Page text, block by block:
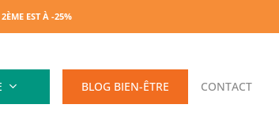
EST À -25%
BLOG BIEN-ÊTRE CONTACT